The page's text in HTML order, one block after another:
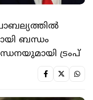
ബന്ധം
ട്രംപ്